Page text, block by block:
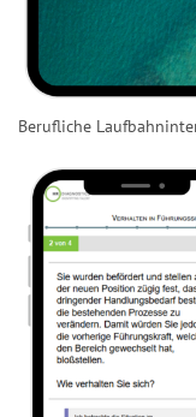
Berufliche